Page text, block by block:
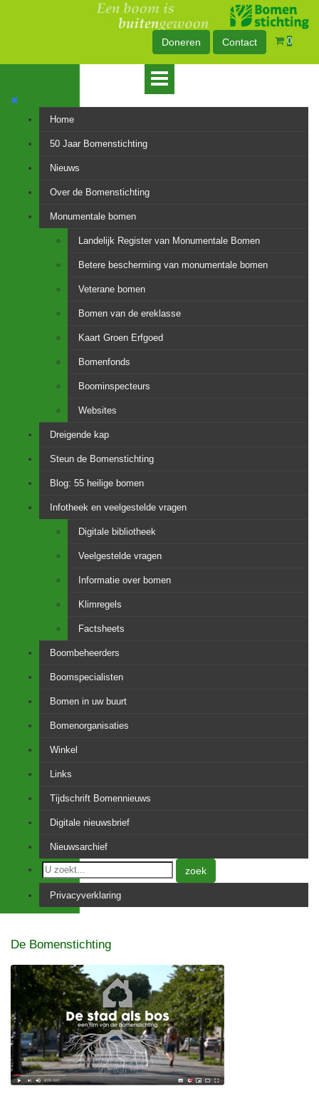
Doneren Contact 0
Home
50 Jaar Bomenstichting
Nieuws
Over de Bomenstichting
Monumentale bomen
Landelijk Register van Monumentale Bomen
Betere bescherming van monumentale bomen
Veterane bomen
Bomen van de ereklasse
Kaart Groen Erfgoed
Bomenfonds
Boominspecteurs
Websites
Dreigende kap
Steun de Bomenstichting
Blog: 55 heilige bomen
Infotheek en veelgestelde vragen
Digitale bibliotheek
Veelgestelde vragen
Informatie over bomen
Klimregels
Factsheets
Boombeheerders
Boomspecialisten
Bomen in uw buurt
Bomenorganisaties
Winkel
Links
Tijdschrift Bomennieuws
Digitale nieuwsbrief
Nieuwsarchief
zoek
Privacyverklaring
De Bomenstichting